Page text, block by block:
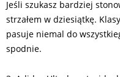
Jeśli szukasz bardziej
strzałem w dziesiątkę.
pasuje niemal do
spodnie.